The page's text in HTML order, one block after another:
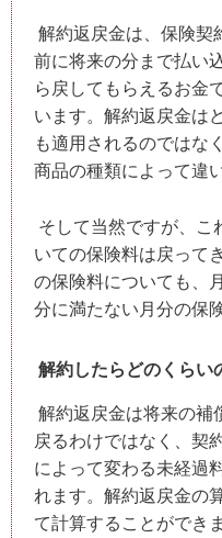
解約返戻金は、保険契
前に将来の分まで払い
ら戻してもらえるお金
います。解約返戻金は
も適用されるのではな
商品の種類によって違
そして当然ですが、こ
いての保険料は戻って
の保険料についても、
分に満たない月分の保
解約したらどのくらい
解約返戻金は将来の補
戻るわけではなく、契
によって変わる未経過
れます。解約返戻金の
て計算することができ